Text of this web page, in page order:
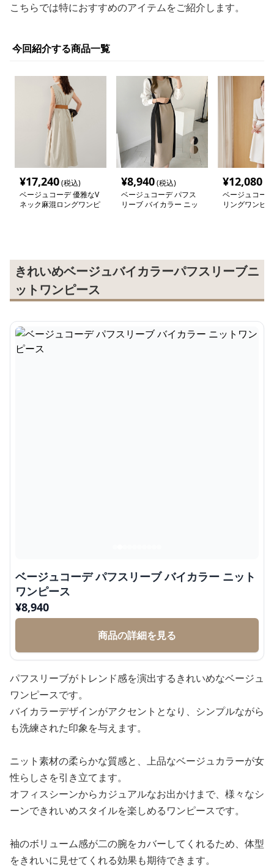
こちらでは特におすすめのアイテムをご紹介します。
今回紹介する商品一覧
¥17,240(税込)
ベージュコーデ 優雅なV
ネック麻混ロングワンピ
¥8,940(税込)
ベージュコーデ パフス
リーブ バイカラー ニッ
¥12,080
ベージュコー
リングワンピ
きれいめベージュバイカラーパフスリーブニ
ットワンピース
ベージュコーデ パフスリーブ バイカラー ニット
ワンピース
¥8,940
商品の詳細を見る
パフスリーブがトレンド感を演出するきれいめなベージュ
ワンピースです。
バイカラーデザインがアクセントとなり、シンプルながら
も洗練された印象を与えます。
ニット素材の柔らかな質感と、上品なベージュカラーが女
性らしさを引き立てます。
オフィスシーンからカジュアルなお出かけまで、様々なシ
ーンできれいめスタイルを楽しめるワンピースです。
袖のボリューム感が二の腕をカバーしてくれるため、体型
をきれいに見せてくれる効果も期待できます。